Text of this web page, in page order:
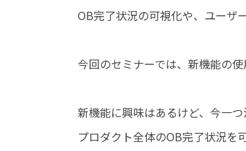
OB完了状況の可視化や、ユーザ
今回のセミナーでは、新機能の
新機能に興味はあるけど、今一
プロダクト全体のOB完了状況を